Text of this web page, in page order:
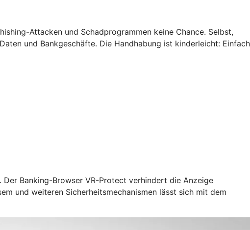
Attacken und Schadprogrammen keine Chance. Selbst,
und Bankgeschäfte. Die Handhabung ist kinderleicht: Einfach
Banking-Browser VR-Protect verhindert die Anzeige
und weiteren Sicherheitsmechanismen lässt sich mit dem